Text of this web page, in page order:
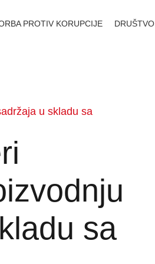
PROTIV KORUPCIJE DRUŠTVO
u skladu sa
sa